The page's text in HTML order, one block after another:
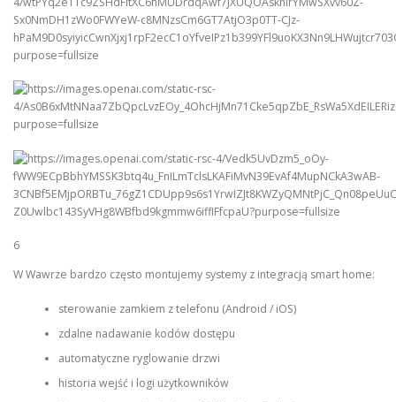
6
W Wawrze bardzo często montujemy systemy z integracją smart home:
sterowanie zamkiem z telefonu (Android / iOS)
zdalne nadawanie kodów dostępu
automatyczne ryglowanie drzwi
historia wejść i logi użytkowników